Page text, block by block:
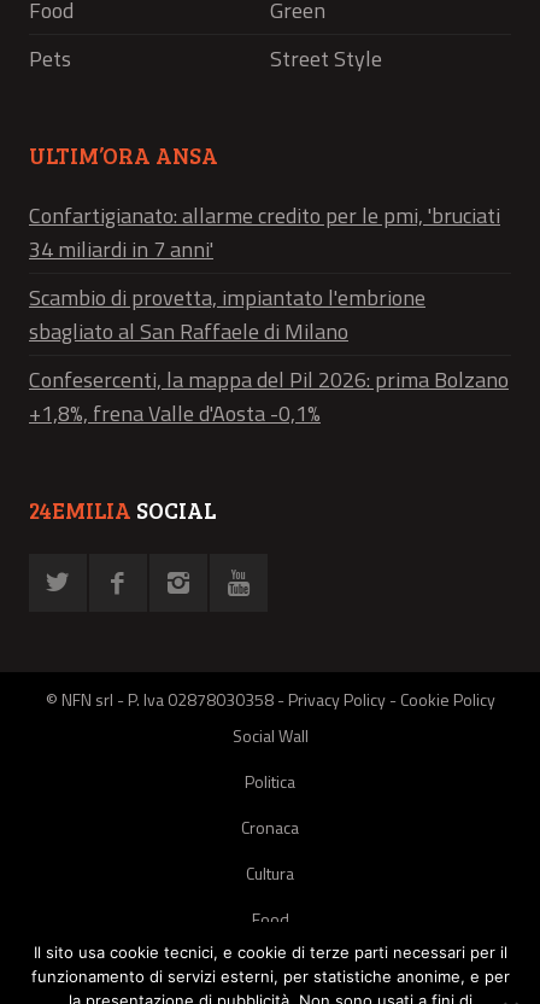
Food
Green
Pets
Street Style
ULTIM’ORA ANSA
Confartigianato: allarme credito per le pmi, 'bruciati
34 miliardi in 7 anni'
Scambio di provetta, impiantato l'embrione
sbagliato al San Raffaele di Milano
Confesercenti, la mappa del Pil 2026: prima Bolzano
+1,8%, frena Valle d'Aosta -0,1%
24EMILIA SOCIAL
© NFN srl - P. Iva 02878030358 -Privacy Policy-Cookie Policy
Social Wall
Politica
Cronaca
Cultura
Food
Green
Il sito usa cookie tecnici, e cookie di terze parti necessari per il
funzionamento di servizi esterni, per statistiche anonime, e per